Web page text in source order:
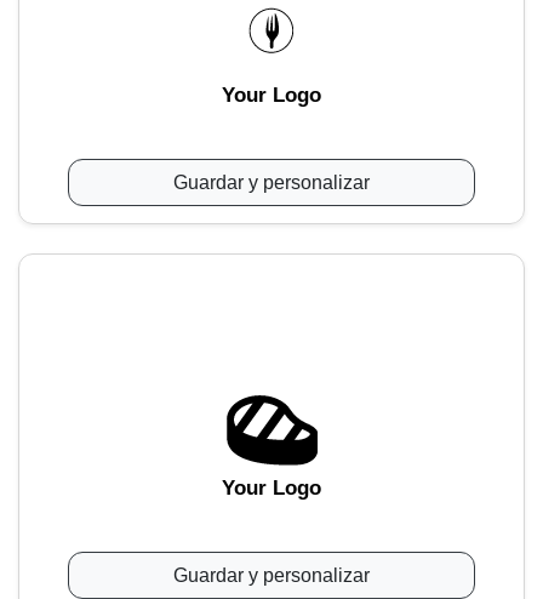
Your Logo
Guardar y personalizar
Your Logo
Guardar y personalizar